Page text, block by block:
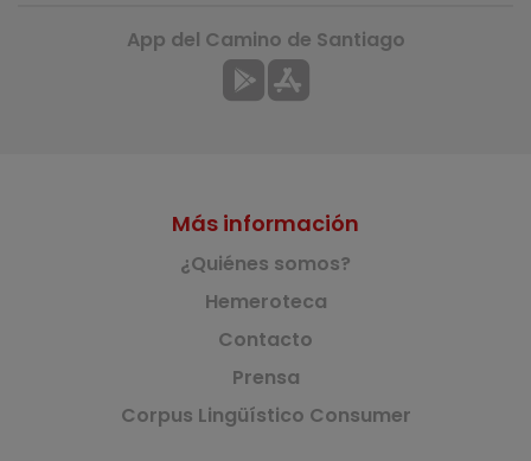
Más información
¿Quiénes somos?
Hemeroteca
Contacto
Prensa
Corpus Lingüístico Consumer
App del Camino de Santiago